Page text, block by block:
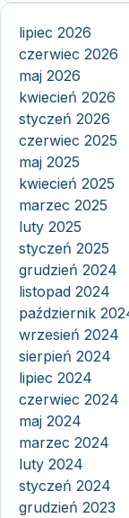
lipiec 2026
czerwiec 2026
maj 2026
kwiecień 2026
styczeń 2026
czerwiec 2025
maj 2025
kwiecień 2025
marzec 2025
luty 2025
styczeń 2025
grudzień 2024
listopad 2024
październik
wrzesień 2024
sierpień 2024
lipiec 2024
czerwiec 2024
maj 2024
marzec 2024
luty 2024
styczeń 2024
grudzień 2023